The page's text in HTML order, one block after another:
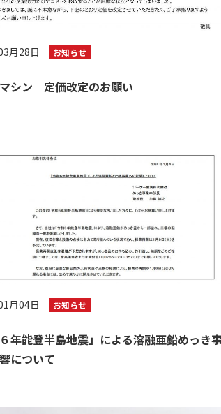
月28日 お知らせ
シン 定価改定のお願い
月04日 お知らせ
６年能登半島地震」による溶融亜鉛めっき
について